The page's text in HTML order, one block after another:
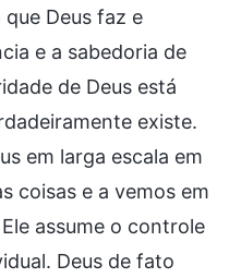
Deus faz e
e a sabedoria de
de Deus está
existe.
em larga escala em
coisas e a vemos em
assume o controle
Deus de fato